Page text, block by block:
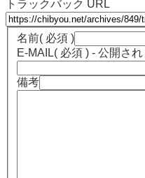
トラックバック URL
名前( 必須 )
E-MAIL( 必須 ) - 公開さ
備考